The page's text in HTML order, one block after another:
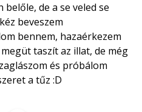
de a se veled se
beveszem
bennem, hazaérkezem
taszít az illat, de még
és próbálom
a tűz :D